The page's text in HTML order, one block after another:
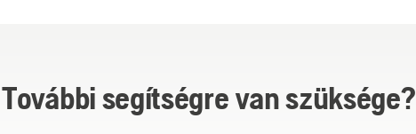
További segítségre van szüksége?